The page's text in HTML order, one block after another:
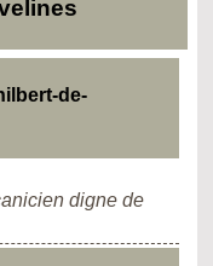
de-
digne de